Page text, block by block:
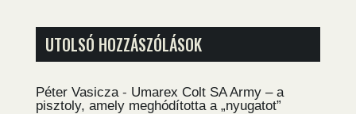
UTOLSÓ HOZZÁSZÓLÁSOK
Péter Vasicza - Umarex Colt SA Army – a
pisztoly, amely meghódította a „nyugatot”